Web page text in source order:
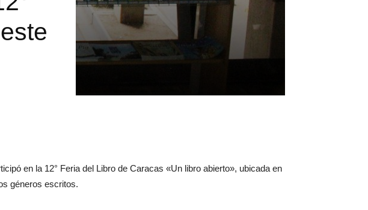
en la 12° Feria del Libro de Caracas «Un libro abierto», ubicada en
géneros escritos.